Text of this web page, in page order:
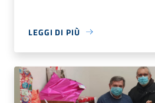
LEGGI DI PIÙ